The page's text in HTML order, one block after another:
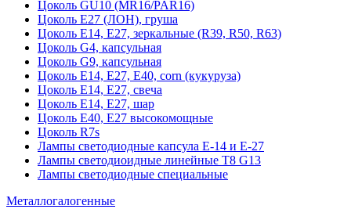
Цоколь GU10 (MR16/PAR16)
Цоколь Е27 (ЛОН), груша
Цоколь Е14, Е27, зеркальные (R39, R50, R63)
Цоколь G4, капсульная
Цоколь G9, капсульная
Цоколь Е14, Е27, Е40, corn (кукуруза)
Цоколь Е14, Е27, свеча
Цоколь Е14, Е27, шар
Цоколь Е40, Е27 высокомощные
Цоколь R7s
Лампы светодиодные капсула Е-14 и Е-27
Лампы светодиоидные линейные T8 G13
Лампы светодиодные специальные
Металлогалогенные